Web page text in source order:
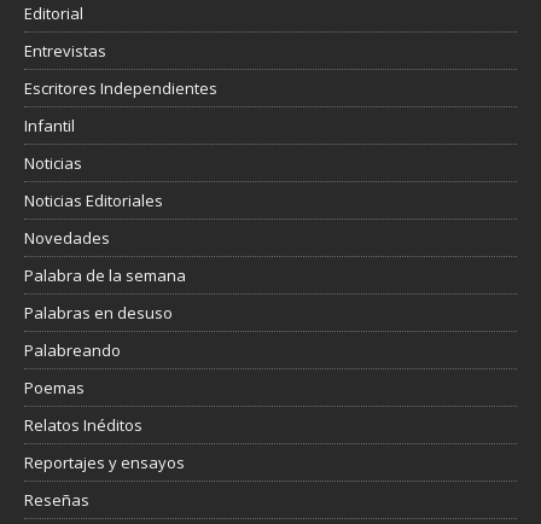
Editorial
Entrevistas
Escritores Independientes
Infantil
Noticias
Noticias Editoriales
Novedades
Palabra de la semana
Palabras en desuso
Palabreando
Poemas
Relatos Inéditos
Reportajes y ensayos
Reseñas